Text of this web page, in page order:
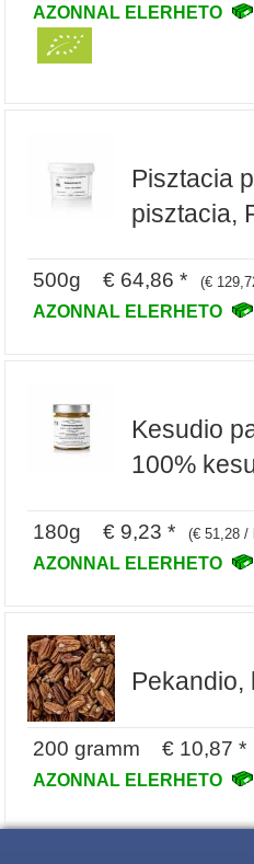
AZONNAL ELERHETO
Pisztacia
pisztacia,
500g € 64,86 * (€
AZONNAL ELERHETO
Kesudio
100%
180g € 9,23 * (€ 51,28 /
AZONNAL ELERHETO
Pekandio,
200 gramm € 10,87 *
AZONNAL ELERHETO